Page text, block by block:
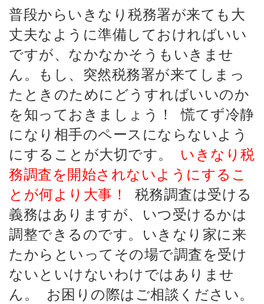
普段からいきなり税務署が来ても大
丈夫なように準備しておければいい
ですが、なかなかそうもいきませ
ん。もし、突然税務署が来てしまっ
たときのためにどうすればいいのか
を知っておきましょう！
慌てず冷静
になり相手のペースにならないよう
にすることが大切です。
いきなり税
務調査を開始されないようにするこ
とが何より大事！
税務調査は受ける
義務はありますが、いつ受けるかは
調整できるのです。いきなり家に来
たからといってその場で調査を受け
ないといけないわけではありませ
ん。
お困りの際はご相談ください。